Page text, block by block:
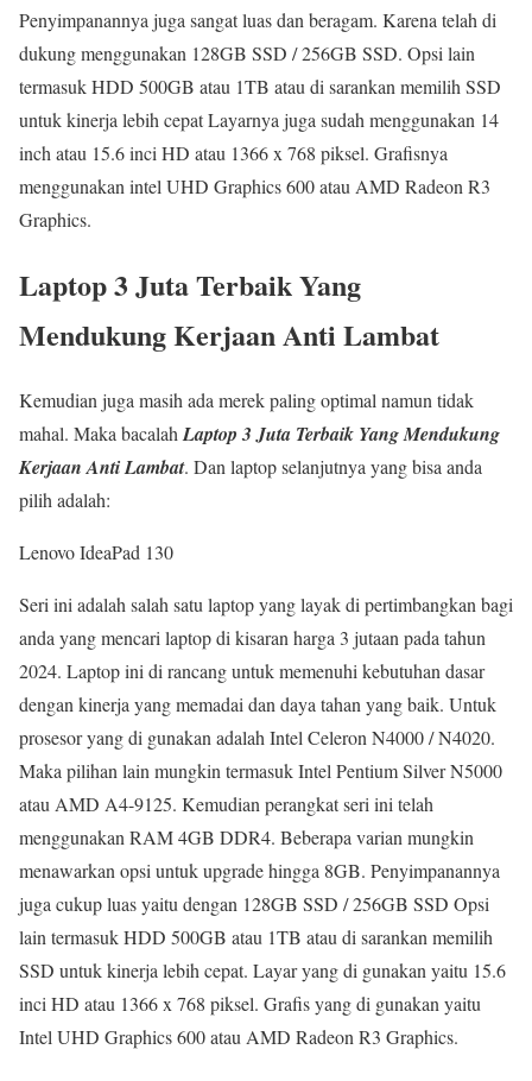
Penyimpanannya juga sangat luas dan beragam. Karena telah di
dukung menggunakan 128GB SSD / 256GB SSD. Opsi lain
termasuk HDD 500GB atau 1TB atau di sarankan memilih SSD
untuk kinerja lebih cepat Layarnya juga sudah menggunakan 14
inch atau 15.6 inci HD atau 1366 x 768 piksel. Grafisnya
menggunakan intel UHD Graphics 600 atau AMD Radeon R3
Graphics.
Laptop 3 Juta Terbaik Yang
Mendukung Kerjaan Anti Lambat
Kemudian juga masih ada merek paling optimal namun tidak
mahal. Maka bacalah Laptop 3 Juta Terbaik Yang Mendukung
Kerjaan Anti Lambat. Dan laptop selanjutnya yang bisa anda
pilih adalah:
Lenovo IdeaPad 130
Seri ini adalah salah satu laptop yang layak di pertimbangkan bagi
anda yang mencari laptop di kisaran harga 3 jutaan pada tahun
2024. Laptop ini di rancang untuk memenuhi kebutuhan dasar
dengan kinerja yang memadai dan daya tahan yang baik. Untuk
prosesor yang di gunakan adalah Intel Celeron N4000 / N4020.
Maka pilihan lain mungkin termasuk Intel Pentium Silver N5000
atau AMD A4-9125. Kemudian perangkat seri ini telah
menggunakan RAM 4GB DDR4. Beberapa varian mungkin
menawarkan opsi untuk upgrade hingga 8GB. Penyimpanannya
juga cukup luas yaitu dengan 128GB SSD / 256GB SSD Opsi
lain termasuk HDD 500GB atau 1TB atau di sarankan memilih
SSD untuk kinerja lebih cepat. Layar yang di gunakan yaitu 15.6
inci HD atau 1366 x 768 piksel. Grafis yang di gunakan yaitu
Intel UHD Graphics 600 atau AMD Radeon R3 Graphics.